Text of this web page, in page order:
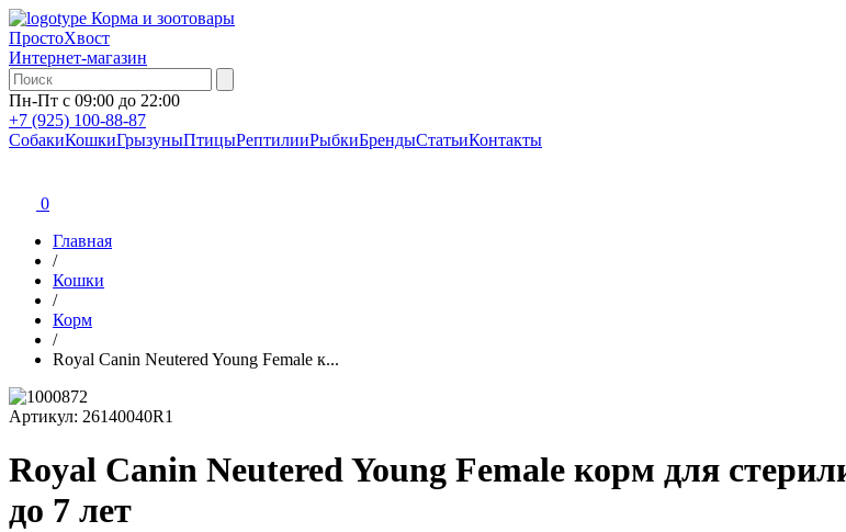
Корма и зоотовары
ПростоХвост
Интернет-магазин
Пн-Пт с 09:00 до 22:00
+7 (925) 100-88-87
СобакиКошкиГрызуныПтицыРептилииРыбкиБрендыСтатьиКонтакты
0
Главная
/
Кошки
/
Корм
/
Royal Canin Neutered Young Female к...
Артикул: 26140040R1
Royal Canin Neutered Young Female корм для
до 7 лет